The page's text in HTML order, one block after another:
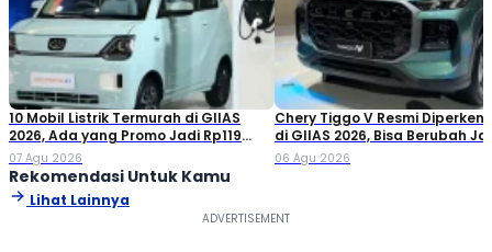
10 Mobil Listrik Termurah di GIIAS
2026, Ada yang Promo Jadi Rp119
Jutaan!
07 Agu 2026
Chery Tiggo V Resmi
di GIIAS 2026, Bisa Berubah
Double Cabin
06 Agu 2026
Rekomendasi Untuk Kamu
Lihat Lainnya